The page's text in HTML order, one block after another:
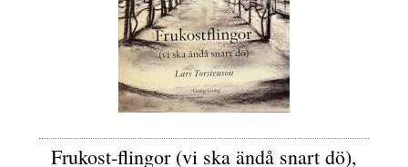
Frukost-flingor (vi ska ändå snart dö),